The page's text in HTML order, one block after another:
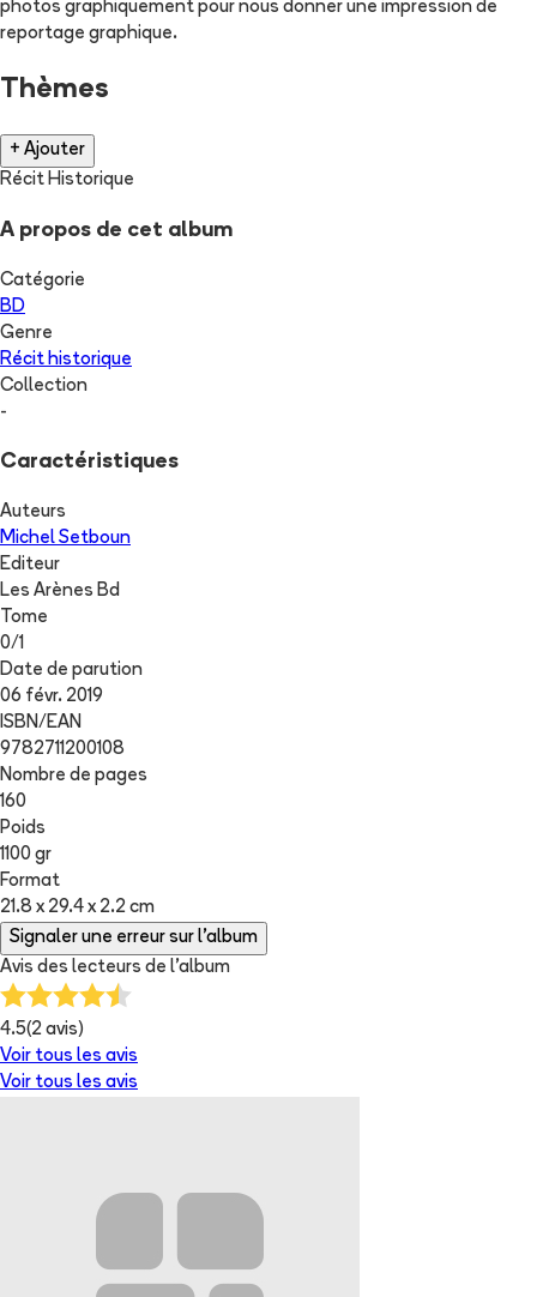
photos graphiquement pour nous donner une impression de
reportage graphique.
Thèmes
+ Ajouter
Récit Historique
A propos de cet album
Catégorie
BD
Genre
Récit historique
Collection
-
Caractéristiques
Auteurs
Michel Setboun
Editeur
Les Arènes Bd
Tome
0/1
Date de parution
06 févr. 2019
ISBN/EAN
9782711200108
Nombre de pages
160
Poids
1100 gr
Format
21.8 x 29.4 x 2.2 cm
Signaler une erreur sur l'album
Avis des lecteurs de l'album
4.5(2 avis)
Voir tous les avis
Voir tous les avis